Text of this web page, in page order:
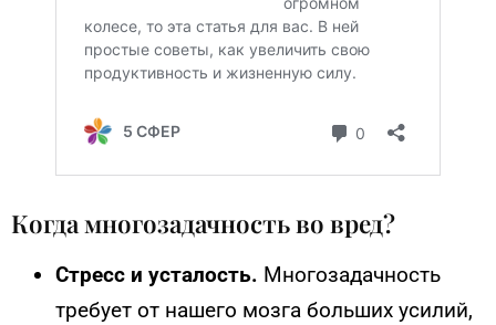
Когда многозадачность во вред?
Стресс и усталость. Многозадачность
требует от нашего мозга больших усилий,